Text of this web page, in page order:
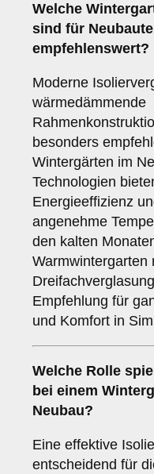
Welche
sind für
empfehlenswert?
Moderne
wärmedämmende
besonders
Wintergärten im
Technologien
Energieeffizienz
angenehme
den kalten
Warmwintergarten
Empfehlung für
und Komfort in
Welche Rolle
bei einem
Neubau?
Eine effektive
entscheidend für